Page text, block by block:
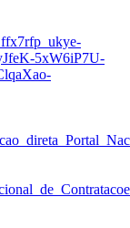
5xW6iP7U-